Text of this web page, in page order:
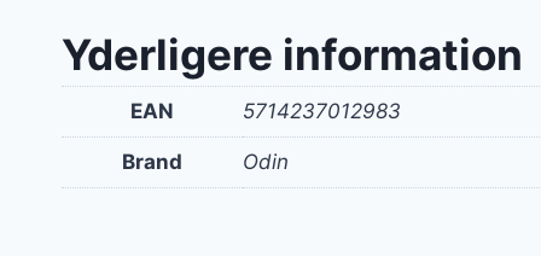
Yderligere information
EAN 5714237012983
Brand Odin